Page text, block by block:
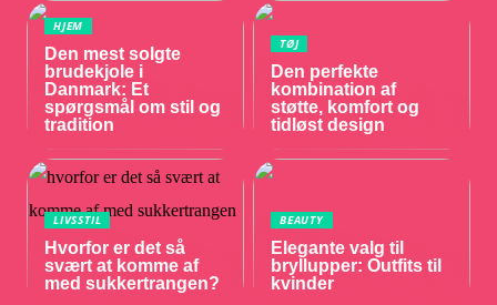
HJEM
Den mest solgte
brudekjole i
Danmark: Et
spørgsmål om stil og
tradition
TØJ
Den perfekte
kombination af
støtte, komfort og
tidløst design
LIVSSTIL
Hvorfor er det så
svært at komme af
med sukkertrangen?
BEAUTY
Elegante valg til
bryllupper: Outfits til
kvinder